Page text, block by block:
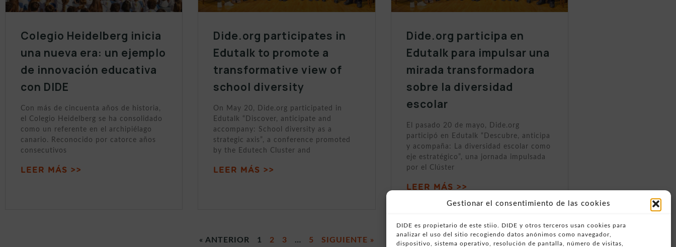
Gestionar el consentimiento de las cookies
DIDE es propietario de este stiio. DIDE y otros terceros usan cookies para
analizar el uso del sitio recogiendo datos anónimos como navegador,
dispositivo, sistema operativo, resolución de pantalla, número de visitas,
Colegio Heidelberg inicia
una nueva era: un ejemplo
de innovación educativa
con DIDE
Con más de cincuenta años de historia,
el Colegio Heidelberg se ha consolidado
como un referente en el archipiélago
canario. Reconocido por catorce años
consecutivos
LEER MÁS >>
Dide.org participates in
Edutalk to promote a
transformative view of
school diversity
On May 20, Dide.org participated in
Edutalk “Discover, anticipate and
accompany: School diversity as a
strategic axis”, a conference promoted
by the Edutech Cluster and
LEER MÁS >>
Dide.org participa en
Edutalk para impulsar una
mirada transformadora
sobre la diversidad
escolar
El pasado 20 de mayo, Dide.org
participó en Edutalk “Descubre, anticipa
y acompaña: La diversidad escolar como
eje estratégico”, una jornada impulsada
por el Clúster
LEER MÁS >>
« ANTERIOR 1 2 3 … 5 SIGUIENTE »